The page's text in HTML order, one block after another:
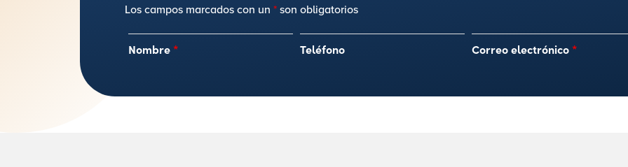
Los campos marcados con un*son obligatorios
Nombre* Teléfono Correo electrónico*